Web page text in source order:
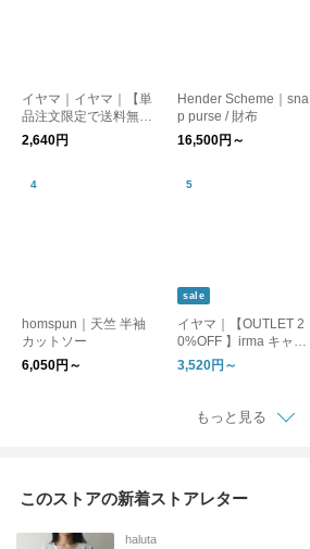
イヤマ｜イヤマ｜【単
品注文限定で送料無
料】ブルートートバッ
グ
2,640円
Hender Scheme｜sna
p purse / 財布
16,500円～
homspun｜天竺 半袖
カットソー
6,050円～
sale
イヤマ｜【OUTLET 2
0%OFF 】irma キャン
バストートバッグ 各
種
3,520円～
もっと見る
このストアの新着ストアレター
haluta